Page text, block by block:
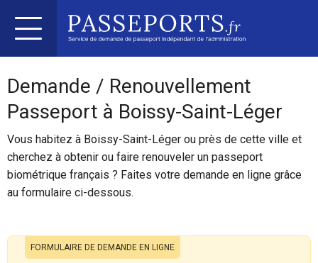
Demande / Renouvellement
Passeport à Boissy-Saint-Léger
Vous habitez à Boissy-Saint-Léger ou près de cette ville et
cherchez à obtenir ou faire renouveler un passeport
biométrique français ? Faites votre demande en ligne grâce
au formulaire ci-dessous.
FORMULAIRE DE DEMANDE EN LIGNE